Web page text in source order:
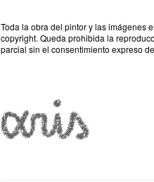
Toda la obra del pintor y las imágenes
copyright. Queda prohibida la
parcial sin el consentimiento expreso